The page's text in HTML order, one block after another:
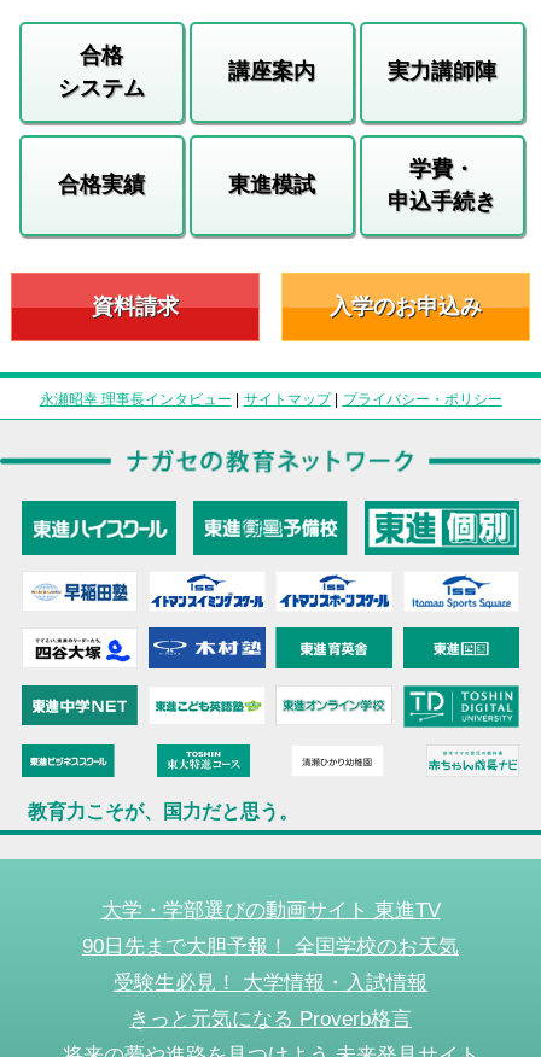
合格
システム
講座案内 実力講師陣
合格実績 東進模試
学費・
申込手続き
資料請求 入学のお申込み
永瀬昭幸 理事長インタビュー サイトマップ| プライバシー・ポリシー
教育力こそが、国力だと思う。
大学・学部選びの動画サイト 東進TV
90日先まで大胆予報！ 全国学校のお天気
受験生必見！ 大学情報・入試情報
きっと元気になる Proverb格言